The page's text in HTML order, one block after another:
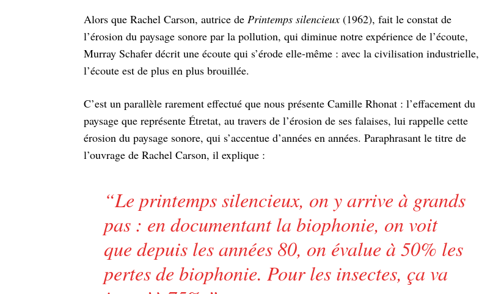
Alors que Rachel Carson, autrice de Printemps silencieux (1962), fait le constat de
l’érosion du paysage sonore par la pollution, qui diminue notre expérience de l’écoute,
Murray Schafer décrit une écoute qui s’érode elle-même : avec la civilisation industrielle,
l’écoute est de plus en plus brouillée.
C’est un parallèle rarement effectué que nous présente Camille Rhonat : l’effacement du
paysage que représente Étretat, au travers de l’érosion de ses falaises, lui rappelle cette
érosion du paysage sonore, qui s’accentue d’années en années. Paraphrasant le titre de
l’ouvrage de Rachel Carson, il explique :
“Le printemps silencieux, on y arrive à grands
pas : en documentant la biophonie, on voit
que depuis les années 80, on évalue à 50% les
pertes de biophonie. Pour les insectes, ça va